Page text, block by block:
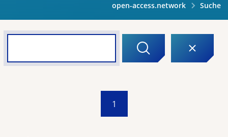
open-access.network Suche
1